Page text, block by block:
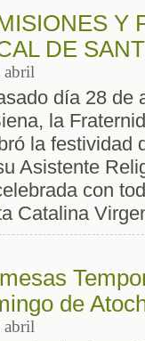
Y
DE
abril
día 28 de
la
la festividad
Asistente
con
Catalina
de
abril